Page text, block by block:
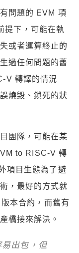
問題的 EVM 項
提下，可能在執
或者運算終止的
過任何問題的舊
V 轉譯的情況
燒毀、鎖死的狀
團隊，可能在某
to RISC-V 轉
項目生態為了避
，最好的方式就
本合約，而舊有
橋接來解決。
出包，但